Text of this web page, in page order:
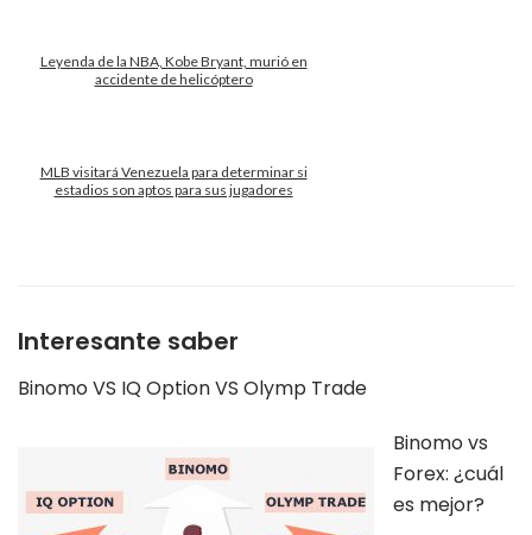
Leyenda de la NBA, Kobe Bryant, murió en
accidente de helicóptero
MLB visitará Venezuela para determinar si
estadios son aptos para sus jugadores
Interesante saber
Binomo VS IQ Option VS Olymp Trade
Binomo vs
Forex: ¿cuál
es mejor?